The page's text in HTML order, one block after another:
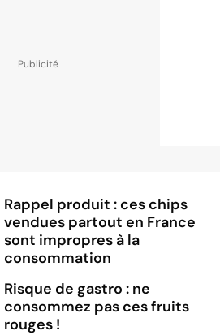
Rappel produit : ces chips
vendues partout en France
sont impropres à la
consommation
Risque de gastro : ne
consommez pas ces fruits
rouges !